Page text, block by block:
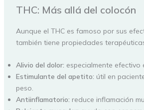
THC: Más allá del colocón
Aunque el THC es famoso por sus
también tiene propiedades
Alivio del dolor: especialmente efectivo
Estimulante del apetito: útil en
peso.
Antiinflamatorio: reduce inflamación